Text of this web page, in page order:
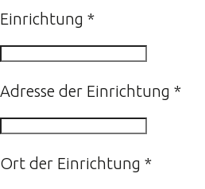
Einrichtung *
Adresse der Einrichtung *
Ort der Einrichtung *